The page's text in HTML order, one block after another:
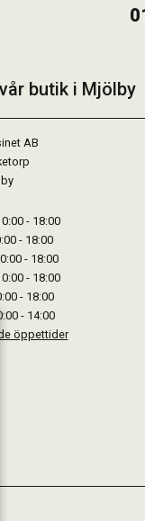
butik i Mjölby
AB
- 18:00
- 18:00
- 18:00
- 18:00
- 18:00
- 14:00
öppettider